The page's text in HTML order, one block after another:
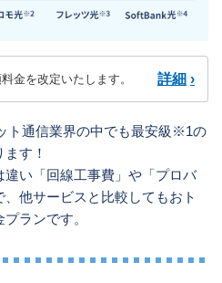
金を改定いたします。 詳細 ›
ト通信業界の中でも最安級※1の
す！
い「回線工事費」や「プロバ
他サービスと比較してもおト
ランです。